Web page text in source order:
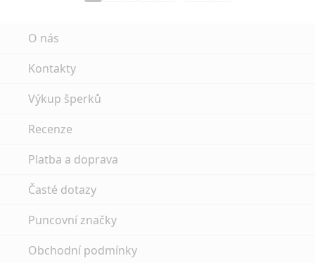
O nás
Kontakty
Výkup šperků
Recenze
Platba a doprava
Časté dotazy
Puncovní značky
Obchodní podmínky